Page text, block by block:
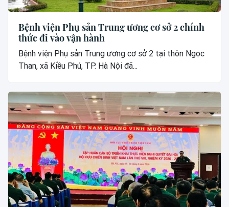
Bệnh viện Phụ sản Trung ương cơ sở 2 chính
thức đi vào vận hành
Bệnh viện Phụ sản Trung ương cơ sở 2 tại thôn Ngọc
Than, xã Kiều Phú, TP. Hà Nội đã...